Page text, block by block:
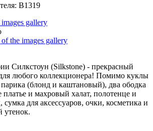
B1319
gallery
the images gallery
Силкстоун (Silkstone) - прекрасный
любого коллекционера! Помимо куклы
(блонд и каштановый), два ободка
платье и махровый халат, полотенце и
для аксессуаров, очки, косметика и
утенок.